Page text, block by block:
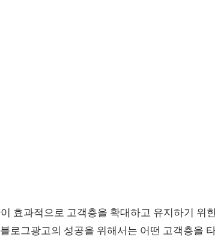
효과적으로 고객층을 확대하고 유지하기 위
로그광고의 성공을 위해서는 어떤 고객층을